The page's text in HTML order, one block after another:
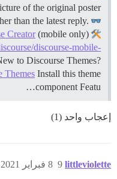
of the original poster
than the latest reply.
Creator(mobile only)
discourse-mobile-
to Discourse Themes?
Themes Install this theme
component Featu…
إعجاب واحد (1)
littleviolette 8 فبراير 2021، 7:45م 9